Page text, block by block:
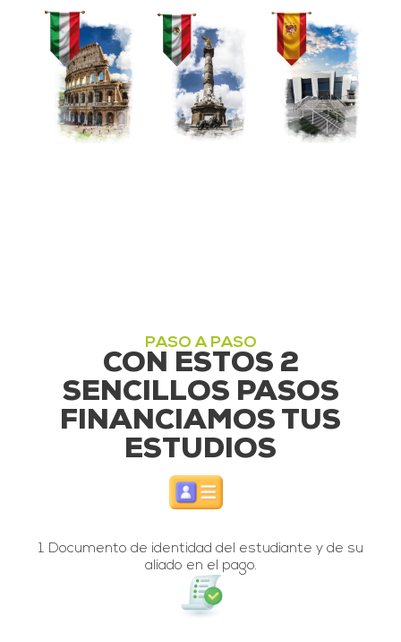
PASO A PASO
CON ESTOS 2
SENCILLOS PASOS
FINANCIAMOS TUS
ESTUDIOS
1. Documento de identidad del estudiante y de su
aliado en el pago.